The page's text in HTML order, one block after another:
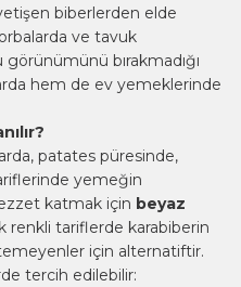
biberlerden elde
ve tavuk
bırakmadığı
hem de ev yemeklerinde
patates püresinde,
yemeğin
katmak için beyaz
renkli tariflerde karabiberin
için alternatiftir.
tercih edilebilir: